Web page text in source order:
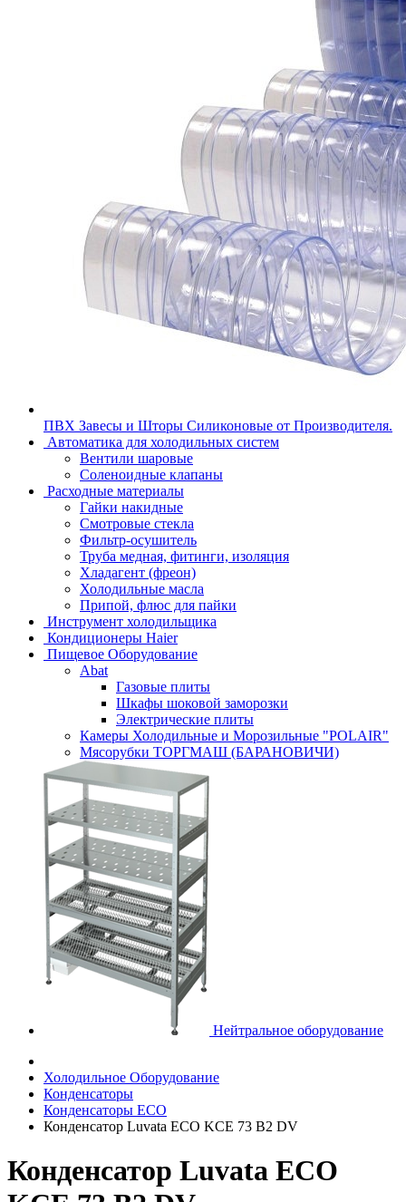
ПВХ Завесы и Шторы Силиконовые от Производителя.
Автоматика для холодильных систем
Вентили шаровые
Соленоидные клапаны
Расходные материалы
Гайки накидные
Смотровые стекла
Фильтр-осушитель
Труба медная, фитинги, изоляция
Хладагент (фреон)
Холодильные масла
Припой, флюс для пайки
Инструмент холодильщика
Кондиционеры Haier
Пищевое Оборудование
Abat
Газовые плиты
Шкафы шоковой заморозки
Электрические плиты
Камеры Холодильные и Морозильные "POLAIR"
Мясорубки ТОРГМАШ (БАРАНОВИЧИ)
Нейтральное оборудование
Холодильное Оборудование
Конденсаторы
Конденсаторы ECO
Конденсатор Luvata ECO KCE 73 B2 DV
Конденсатор Luvata ECO